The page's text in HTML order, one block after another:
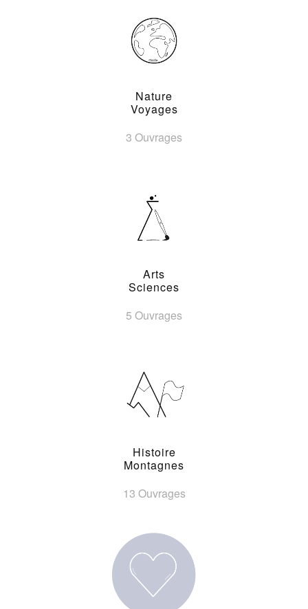
Nature
Voyages
3 Ouvrages
Arts
Sciences
5 Ouvrages
Histoire
Montagnes
13 Ouvrages